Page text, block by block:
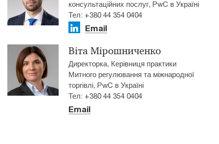
консультаційних послуг, PwC в Україні
Тел: +380 44 354 0404
Email
Віта Мірошниченко
Директорка, Керівниця практики
Митного регулювання та міжнародної
торгівлі, PwC в Україні
Тел: +380 44 354 0404
Email